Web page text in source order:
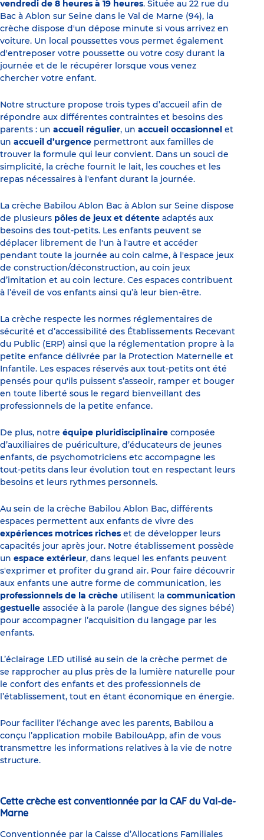
vendredi de 8 heures à 19 heures. Située au 22 rue du
Bac à Ablon sur Seine dans le Val de Marne (94), la
crèche dispose d'un dépose minute si vous arrivez en
voiture. Un local poussettes vous permet également
d'entreposer votre poussette ou votre cosy durant la
journée et de le récupérer lorsque vous venez
chercher votre enfant.
Notre structure propose trois types d’accueil afin de
répondre aux différentes contraintes et besoins des
parents : un accueil régulier, un accueil occasionnel et
un accueil d’urgence permettront aux familles de
trouver la formule qui leur convient. Dans un souci de
simplicité, la crèche fournit le lait, les couches et les
repas nécessaires à l'enfant durant la journée.
La crèche Babilou Ablon Bac à Ablon sur Seine dispose
de plusieurs pôles de jeux et détente adaptés aux
besoins des tout-petits. Les enfants peuvent se
déplacer librement de l'un à l'autre et accéder
pendant toute la journée au coin calme, à l'espace jeux
de construction/déconstruction, au coin jeux
d’imitation et au coin lecture. Ces espaces contribuent
à l’éveil de vos enfants ainsi qu’à leur bien-être.
La crèche respecte les normes réglementaires de
sécurité et d’accessibilité des Établissements Recevant
du Public (ERP) ainsi que la réglementation propre à la
petite enfance délivrée par la Protection Maternelle et
Infantile. Les espaces réservés aux tout-petits ont été
pensés pour qu'ils puissent s’asseoir, ramper et bouger
en toute liberté sous le regard bienveillant des
professionnels de la petite enfance.
De plus, notre équipe pluridisciplinaire composée
d’auxiliaires de puériculture, d’éducateurs de jeunes
enfants, de psychomotriciens etc accompagne les
tout-petits dans leur évolution tout en respectant leurs
besoins et leurs rythmes personnels.
Au sein de la crèche Babilou Ablon Bac, différents
espaces permettent aux enfants de vivre des
expériences motrices riches et de développer leurs
capacités jour après jour. Notre établissement possède
un espace extérieur, dans lequel les enfants peuvent
s'exprimer et profiter du grand air. Pour faire découvrir
aux enfants une autre forme de communication, les
professionnels de la crèche utilisent la communication
gestuelle associée à la parole (langue des signes bébé)
pour accompagner l’acquisition du langage par les
enfants.
L’éclairage LED utilisé au sein de la crèche permet de
se rapprocher au plus près de la lumière naturelle pour
le confort des enfants et des professionnels de
l’établissement, tout en étant économique en énergie.
Pour faciliter l’échange avec les parents, Babilou a
conçu l’application mobile BabilouApp, afin de vous
transmettre les informations relatives à la vie de notre
structure.
Cette crèche est conventionnée par la CAF du Val-de-
Marne
Conventionnée par la Caisse d’Allocations Familiales